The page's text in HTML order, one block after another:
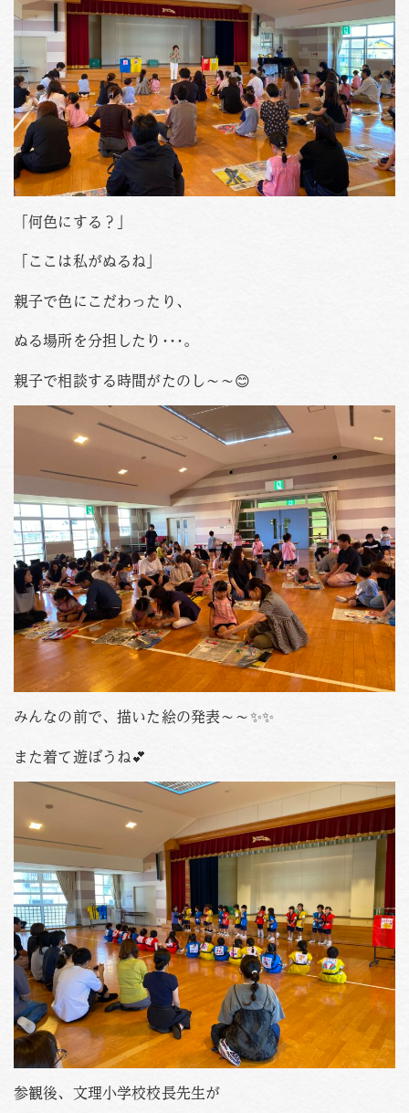
受付時間
月〜金 / 9:00-18:00
土 / 9:00-12:00
「何色にする？」
「ここは私がぬるね」
親子で色にこだわったり、
ぬる場所を分担したり･･･。
親子で相談する時間がたのし～～😊
みんなの前で、描いた絵の発表～～✨✨
また着て遊ぼうね💕
参観後、文理小学校校長先生が